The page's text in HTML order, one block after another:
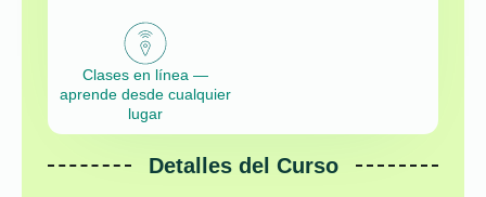
Clases en línea —
aprende desde cualquier
lugar
Detalles del Curso